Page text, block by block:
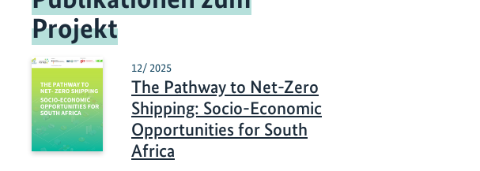
Projekt
12/ 2025
The Pathway to Net-Zero
Shipping: Socio-Economic
Opportunities for South
Africa